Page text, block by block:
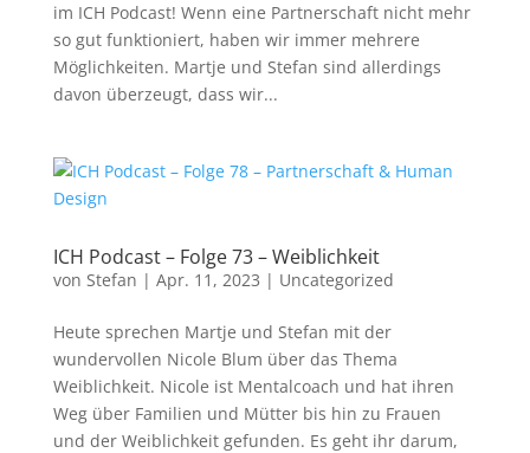
im ICH Podcast! Wenn eine Partnerschaft nicht mehr
so gut funktioniert, haben wir immer mehrere
Möglichkeiten. Martje und Stefan sind allerdings
davon überzeugt, dass wir...
ICH Podcast – Folge 73 – Weiblichkeit
von Stefan | Apr. 11, 2023 | Uncategorized
Heute sprechen Martje und Stefan mit der
wundervollen Nicole Blum über das Thema
Weiblichkeit. Nicole ist Mentalcoach und hat ihren
Weg über Familien und Mütter bis hin zu Frauen
und der Weiblichkeit gefunden. Es geht ihr darum,